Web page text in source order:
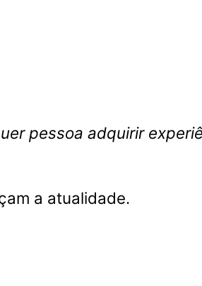
pessoa adquirir
a atualidade.